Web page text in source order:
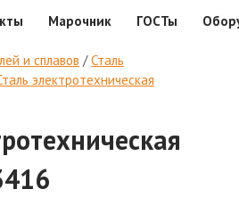
Марочник ГОСТы
и сплавов / Сталь
электротехническая